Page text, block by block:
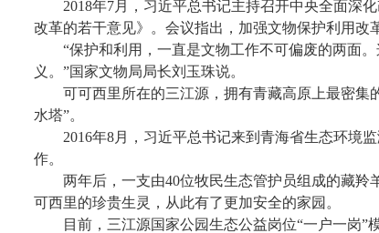
2018年7月，习近平总书记主持召开中央全面深化
改革的若干意见》。会议指出，加强文物保护利用改
“保护和利用，一直是文物工作不可偏废的两面。
义。”国家文物局局长刘玉珠说。
可可西里所在的三江源，拥有青藏高原上最密集
水塔”。
2016年8月，习近平总书记来到青海省生态环境监
作。
两年后，一支由40位牧民生态管护员组成的藏羚
可西里的珍贵生灵，从此有了更加安全的家园。
目前，三江源国家公园生态公益岗位“一户一岗”